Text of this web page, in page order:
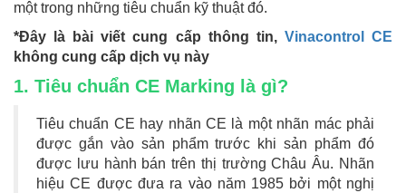
một trong những tiêu chuẩn kỹ thuật đó.
*Đây là bài viết cung cấp thông tin, Vinacontrol CE
không cung cấp dịch vụ này
1. Tiêu chuẩn CE Marking là gì?
Tiêu chuẩn CE hay nhãn CE là một nhãn mác phải
được gắn vào sản phẩm trước khi sản phẩm đó
được lưu hành bán trên thị trường Châu Âu. Nhãn
hiệu CE được đưa ra vào năm 1985 bởi một nghị